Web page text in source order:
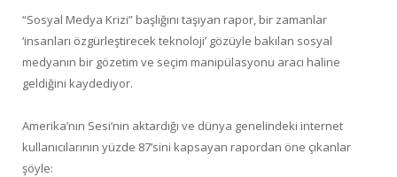
“Sosyal Medya Krizi” başlığını taşıyan rapor, bir zamanlar
‘insanları özgürleştirecek teknoloji’ gözüyle bakılan sosyal
medyanın bir gözetim ve seçim manipülasyonu aracı haline
geldiğini kaydediyor.
Amerika’nın Sesi’nin aktardığı ve dünya genelindeki internet
kullanıcılarının yüzde 87’sini kapsayan rapordan öne çıkanlar
şöyle: